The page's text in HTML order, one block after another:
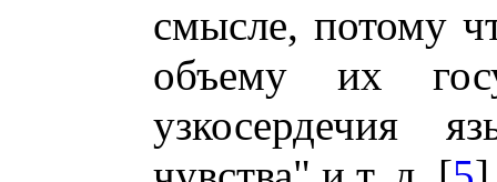
смысле, потому
объему их
узкосердечия